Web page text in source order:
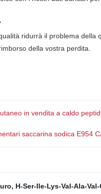
ridurrà il problema
della vostra perdita.
in vendita a caldo
saccarina sodica E954
, H-Ser-Ile-Lys-Val-Ala-